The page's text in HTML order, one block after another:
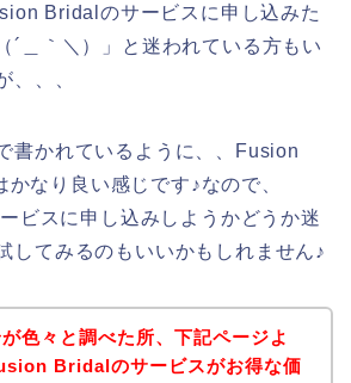
Bridalのサービスに申し込みた
´＿｀＼）」と迷われている方もい
、、、
書かれているように、、Fusion
なり良い感じです♪なので、
ビスに申し込みしようかどうか迷
してみるのもいいかもしれません♪
色々と調べた所、下記ページよ
Bridalのサービスがお得な価